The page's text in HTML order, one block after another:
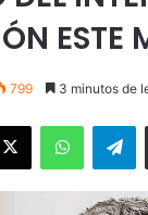
ESTE
799 3 minutos de
X